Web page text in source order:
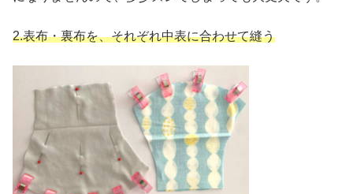
2.表布・裏布を、それぞれ中表に合わせて縫う